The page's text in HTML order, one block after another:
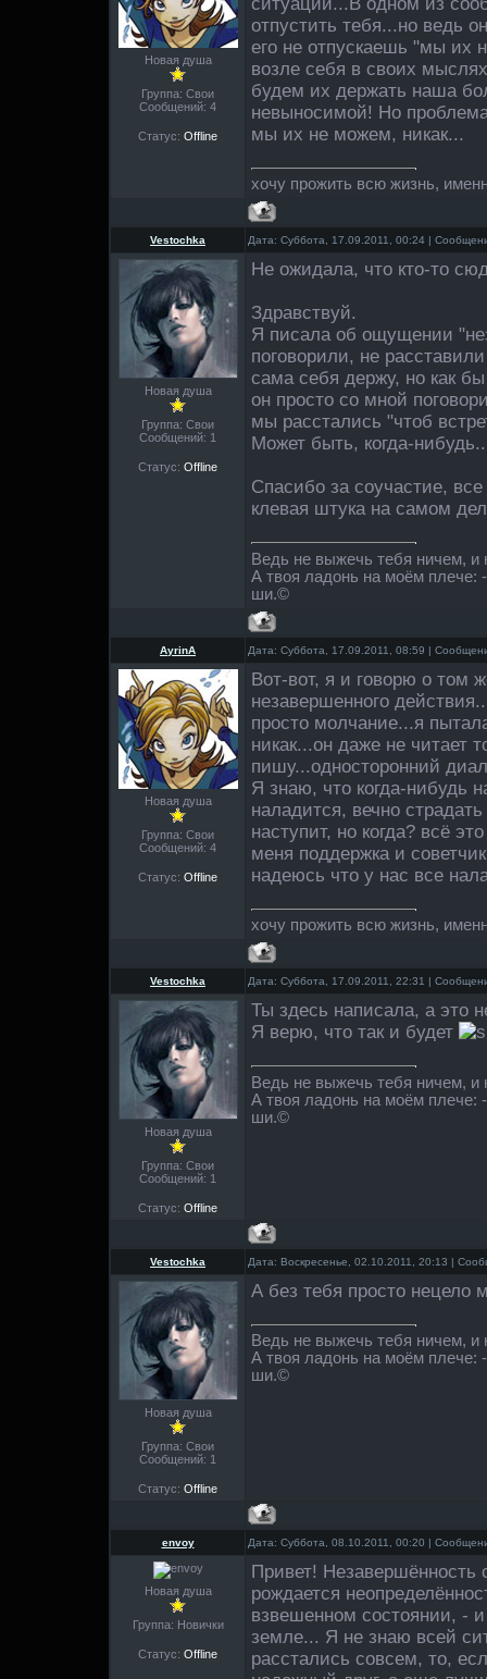
Новая душа
Группа: Свои
Сообщений: 4
Статус: Offline
отпустить тебя...но ведь
его не отпускаешь "мы их
возле себя в своих
будем их держать наша
невыносимой! Но
мы их не можем, никак...
хочу прожить всю жизнь,
Vestochka Дата: Суббота, 17.09.2011, 00:24 |
Новая душа
Группа: Свои
Сообщений: 1
Статус: Offline
Не ожидала, что кто-то
Здравствуй.
Я писала об ощущении
поговорили, не
сама себя держу, но как
он просто со мной
мы расстались "чтоб
Может быть, когда-
Спасибо за соучастие,
клевая штука на самом
Ведь не выжечь тебя ничем,
А твоя ладонь на моём
ши.©
AyrinA Дата: Суббота, 17.09.2011, 08:59 |
Новая душа
Группа: Свои
Сообщений: 4
Статус: Offline
Вот-вот, я и говорю о том
незавершенного
просто молчание...я
никак...он даже не читает
пишу...односторонний
Я знаю, что когда-нибудь
наладится, вечно
наступит, но когда? всё
меня поддержка и
надеюсь что у нас все
хочу прожить всю жизнь,
Vestochka Дата: Суббота, 17.09.2011, 22:31 |
Новая душа
Группа: Свои
Сообщений: 1
Статус: Offline
Ты здесь написала, а это
Я верю, что так и будет
Ведь не выжечь тебя ничем,
А твоя ладонь на моём
ши.©
Vestochka Дата: Воскресенье, 02.10.2011, 20:13 |
Новая душа
Группа: Свои
Сообщений: 1
Статус: Offline
А без тебя просто нецело
Ведь не выжечь тебя ничем,
А твоя ладонь на моём
ши.©
envoy Дата: Суббота, 08.10.2011, 00:20 |
Новая душа
Группа: Новички
Статус: Offline
Привет! Незавершённость
рождается
взвешенном состоянии, -
земле... Я не знаю всей
расстались совсем, то,